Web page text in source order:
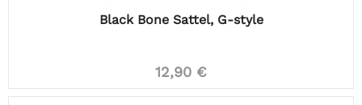
Black Bone Sattel, G-style
12,90 €